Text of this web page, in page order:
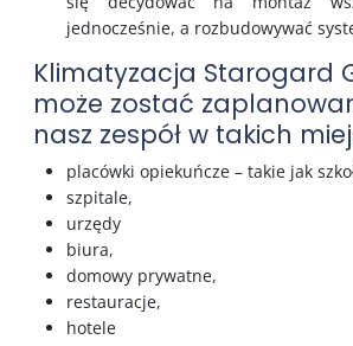
jednocześnie, a rozbudowywać
Klimatyzacja Starogard
może zostać
nasz zespół w takich
placówki opiekuńcze – takie jak
szpitale,
urzędy
biura,
domowy prywatne,
restauracje,
hotele